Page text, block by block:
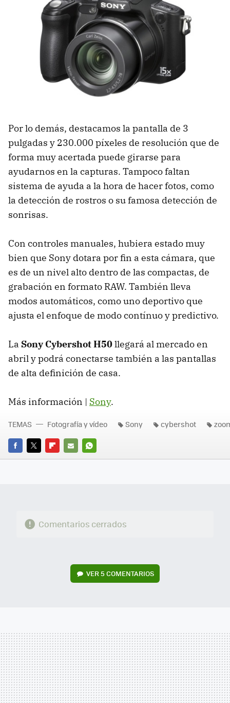
Por lo demás, destacamos la pantalla de 3
pulgadas y 230.000 píxeles de resolución que de
forma muy acertada puede girarse para
ayudarnos en la capturas. Tampoco faltan
sistema de ayuda a la hora de hacer fotos, como
la detección de rostros o su famosa detección de
sonrisas.
Con controles manuales, hubiera estado muy
bien que Sony dotara por fin a esta cámara, que
es de un nivel alto dentro de las compactas, de
grabación en formato RAW. También lleva
modos automáticos, como uno deportivo que
ajusta el enfoque de modo contínuo y predictivo.
La Sony Cybershot H50llegará al mercado en
abril y podrá conectarse también a las pantallas
de alta definición de casa.
Más información | Sony.
FACEBOOK
TWITTERFLIPBOARD
E-
WHATSAPP
TEMAS Fotografía y vídeo Sony cybershot
Comentarios cerrados
VER5 COMENTARIOS